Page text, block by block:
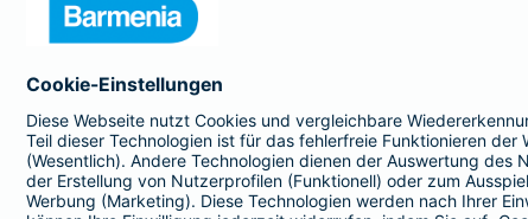
Mehr Komfort